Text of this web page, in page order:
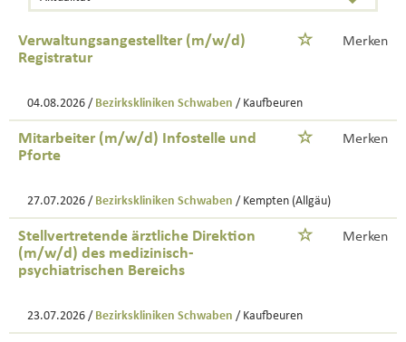
Verwaltungsangestellter (m/w/d)
Registratur
Merken
04.08.2026 / Bezirkskliniken Schwaben / Kaufbeuren
Mitarbeiter (m/w/d) Infostelle und
Pforte
Merken
27.07.2026 / Bezirkskliniken Schwaben / Kempten (Allgäu)
Stellvertretende ärztliche Direktion
(m/w/d) des medizinisch-
psychiatrischen Bereichs
Merken
23.07.2026 / Bezirkskliniken Schwaben / Kaufbeuren